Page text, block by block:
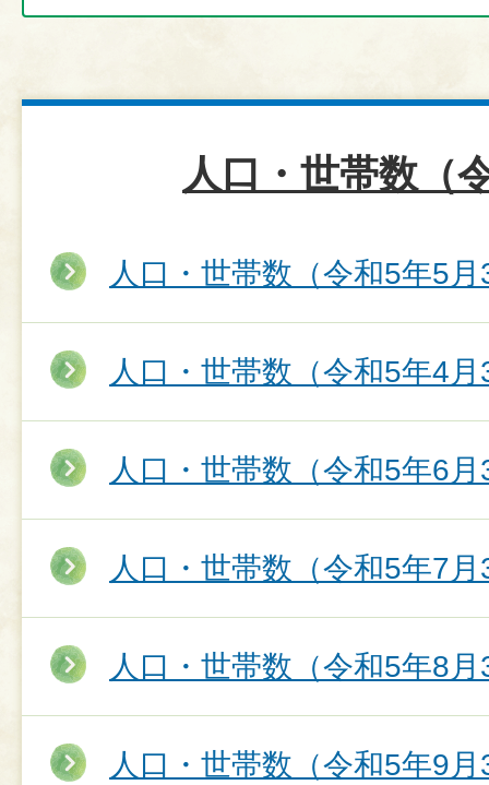
人口・世帯数（
人口・世帯数（令和5年5
人口・世帯数（令和5年4
人口・世帯数（令和5年6
人口・世帯数（令和5年7
人口・世帯数（令和5年8
人口・世帯数（令和5年9